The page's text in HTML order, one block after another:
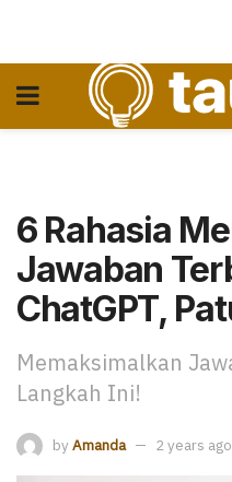
6 Rahasia
Jawaban
ChatGPT,
Memaksimalkan
Langkah Ini!
by Amanda 2 years ago